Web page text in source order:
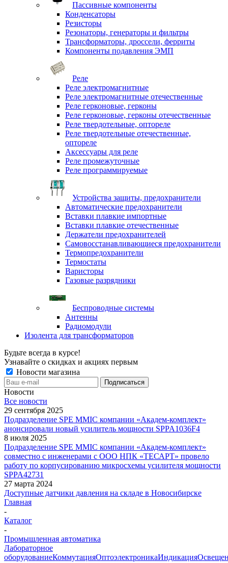
Пассивные компоненты
Конденсаторы
Резисторы
Резонаторы, генераторы и фильтры
Трансформаторы, дроссели, ферриты
Компоненты подавления ЭМП
Реле
Реле электромагнитные
Реле электромагнитные отечественные
Реле герконовые, герконы
Реле герконовые, герконы отечественные
Реле твердотельные, оптореле
Реле твердотельные отечественные,
оптореле
Аксессуары для реле
Реле промежуточные
Реле программируемые
Устройства защиты, предохранители
Автоматические предохранители
Вставки плавкие импортные
Вставки плавкие отечественные
Держатели предохранителей
Самовосстанавливающиеся предохранители
Термопредохранители
Термостаты
Варисторы
Газовые разрядники
Беспроводные системы
Антенны
Радиомодули
Изолента для трансформаторов
Будьте всегда в курсе!
Узнавайте о скидках и акциях первым
Новости магазина
Новости
Все новости
29 сентября 2025
Подразделение SPE MMIC компании «Академ-комплект»
анонсировали новый усилитель мощности SPPA1036F4
8 июля 2025
Подразделение SPE MMIC компании «Академ-комплект»
совместно с инженерами с ООО НПК «ТЕСАРТ» провело
работу по корпусированию микросхемы усилителя мощности
SPPA42731
27 марта 2024
Доступные датчики давления на складе в Новосибирске
Главная
-
Каталог
-
Промышленная автоматика
Лабораторное
оборудованиеКоммутацияОптоэлектроникаИндикация